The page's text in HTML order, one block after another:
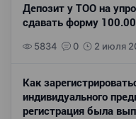
Депозит у ТОО на
сдавать форму
5834 0 2 июля
Как
индивидуального
регистрация была